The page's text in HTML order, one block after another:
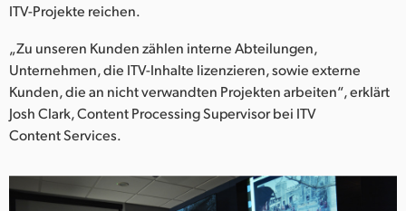
Norway
Poland
Portugal
Singapore
ITV-Projekte reichen.
„Zu unseren Kunden zählen interne Abteilungen,
Unternehmen, die ITV-Inhalte lizenzieren, sowie externe
Kunden, die an nicht verwandten Projekten arbeiten“, erklärt
Josh Clark, Content Processing Supervisor bei ITV
Content Services.